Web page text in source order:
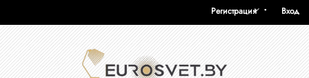
Вход
Регистрация